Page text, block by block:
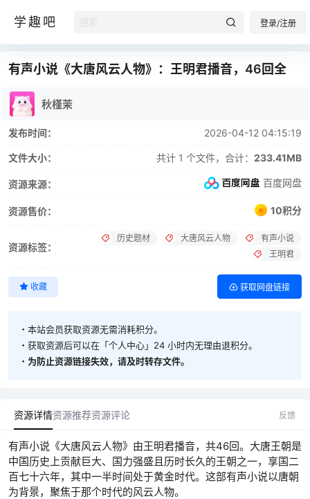
学趣吧 登录/注册
有声小说《大唐风云人物》：王明君播音，46回全
秋槿茉
发布时间： 2026-04-12 04:15:19
文件大小： 共计 1 个文件，合计： 233.41MB
资源来源： 百度网盘
资源售价： 10积分
资源标签：
历史题材 大唐风云人物
有声小说
王明君
收藏 获取网盘链接
・本站会员获取资源无需消耗积分。
・获取资源后可以在「个人中心」24 小时内无理由退积分。
・ 为防止资源链接失效，请及时转存文件。
资源详情资源推荐资源评论 反馈
有声小说《大唐风云人物》由王明君播音，共46回。大唐王朝是
中国历史上贡献巨大、国力强盛且历时长久的王朝之一，享国二
百七十六年，其中一半时间处于黄金时代。这部有声小说以唐朝
为背景，聚焦于那个时代的风云人物。